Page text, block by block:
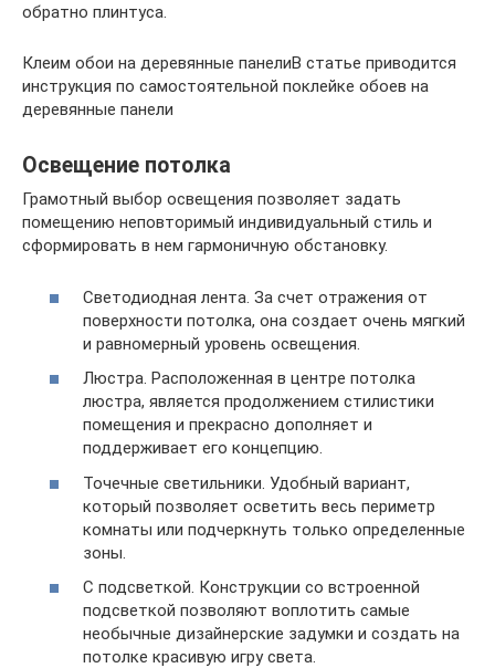
обратно плинтуса.
Клеим обои на деревянные панелиВ статье приводится
инструкция по самостоятельной поклейке обоев на
деревянные панели
Освещение потолка
Грамотный выбор освещения позволяет задать
помещению неповторимый индивидуальный стиль и
сформировать в нем гармоничную обстановку.
Светодиодная лента. За счет отражения от
поверхности потолка, она создает очень мягкий
и равномерный уровень освещения.
Люстра. Расположенная в центре потолка
люстра, является продолжением стилистики
помещения и прекрасно дополняет и
поддерживает его концепцию.
Точечные светильники. Удобный вариант,
который позволяет осветить весь периметр
комнаты или подчеркнуть только определенные
зоны.
С подсветкой. Конструкции со встроенной
подсветкой позволяют воплотить самые
необычные дизайнерские задумки и создать на
потолке красивую игру света.